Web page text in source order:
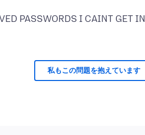
PASSWORDS I CAINT GET IN
私もこの問題を抱えています